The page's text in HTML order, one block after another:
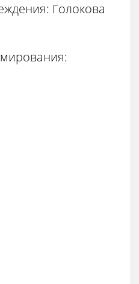
Голокова